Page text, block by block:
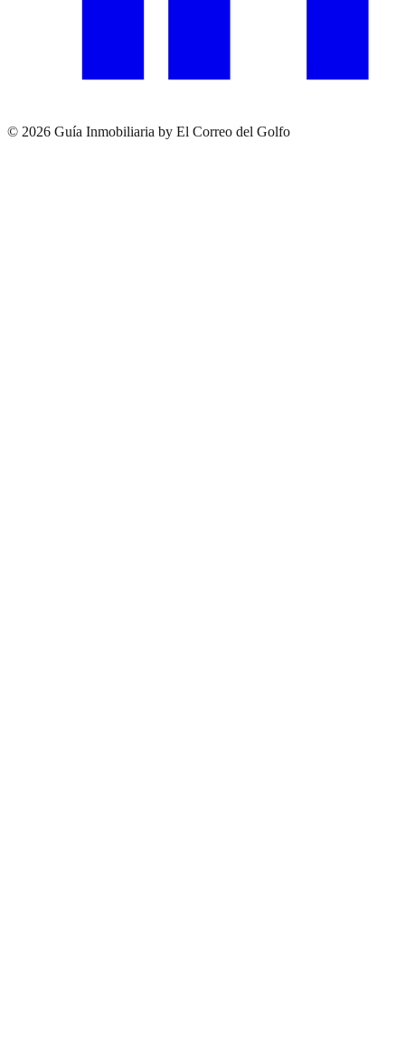
© 2026 Guía Inmobiliaria by El Correo del Golfo